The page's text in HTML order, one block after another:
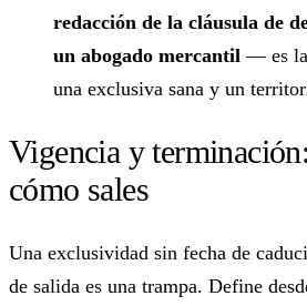
redacción de la cláusula de
un abogado mercantil — es la
una exclusiva sana y un
Vigencia y
cómo sales
Una exclusividad sin fecha de
de salida es una trampa. Define